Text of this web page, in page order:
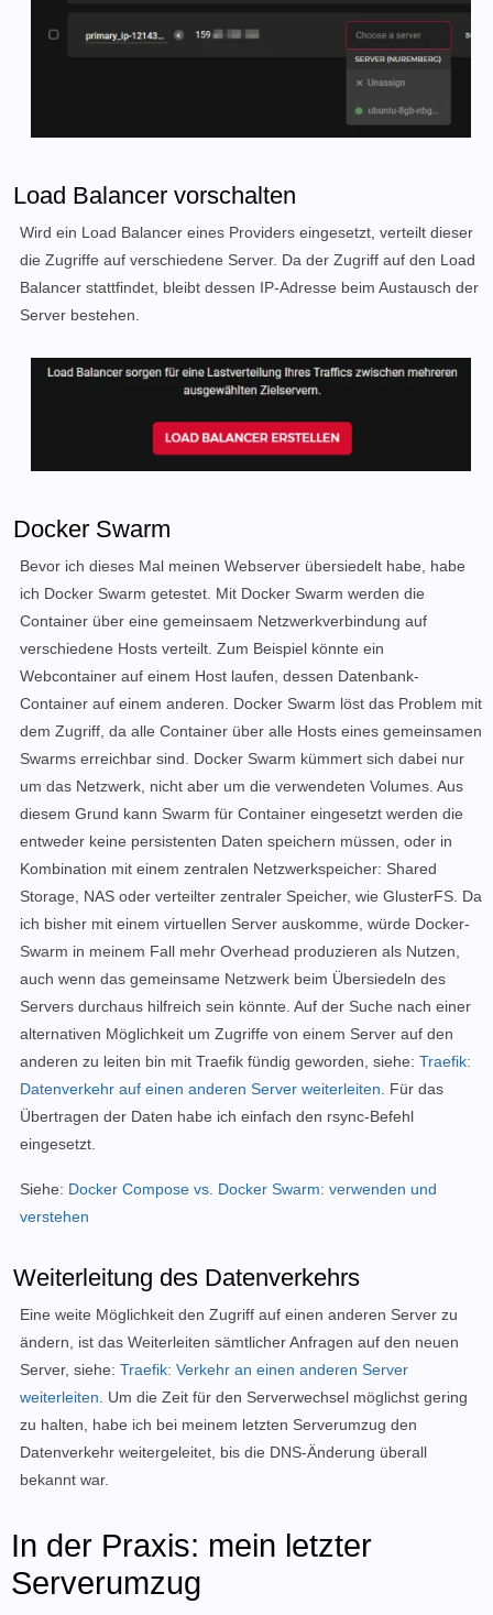
Load Balancer vorschalten
Wird ein Load Balancer eines Providers eingesetzt, verteilt dieser
die Zugriffe auf verschiedene Server. Da der Zugriff auf den Load
Balancer stattfindet, bleibt dessen IP-Adresse beim Austausch der
Server bestehen.
Docker Swarm
Bevor ich dieses Mal meinen Webserver übersiedelt habe, habe
ich Docker Swarm getestet. Mit Docker Swarm werden die
Container über eine gemeinsaem Netzwerkverbindung auf
verschiedene Hosts verteilt. Zum Beispiel könnte ein
Webcontainer auf einem Host laufen, dessen Datenbank-
Container auf einem anderen. Docker Swarm löst das Problem mit
dem Zugriff, da alle Container über alle Hosts eines gemeinsamen
Swarms erreichbar sind. Docker Swarm kümmert sich dabei nur
um das Netzwerk, nicht aber um die verwendeten Volumes. Aus
diesem Grund kann Swarm für Container eingesetzt werden die
entweder keine persistenten Daten speichern müssen, oder in
Kombination mit einem zentralen Netzwerkspeicher: Shared
Storage, NAS oder verteilter zentraler Speicher, wie GlusterFS. Da
ich bisher mit einem virtuellen Server auskomme, würde Docker-
Swarm in meinem Fall mehr Overhead produzieren als Nutzen,
auch wenn das gemeinsame Netzwerk beim Übersiedeln des
Servers durchaus hilfreich sein könnte. Auf der Suche nach einer
alternativen Möglichkeit um Zugriffe von einem Server auf den
anderen zu leiten bin mit Traefik fündig geworden, siehe: Traefik:
Datenverkehr auf einen anderen Server weiterleiten . Für das
Übertragen der Daten habe ich einfach den rsync-Befehl
eingesetzt.
Siehe: Docker Compose vs. Docker Swarm: verwenden und
verstehen
Weiterleitung des Datenverkehrs
Eine weite Möglichkeit den Zugriff auf einen anderen Server zu
ändern, ist das Weiterleiten sämtlicher Anfragen auf den neuen
Server, siehe: Traefik: Verkehr an einen anderen Server
weiterleiten . Um die Zeit für den Serverwechsel möglichst gering
zu halten, habe ich bei meinem letzten Serverumzug den
Datenverkehr weitergeleitet, bis die DNS-Änderung überall
bekannt war.
In der Praxis: mein letzter
Serverumzug